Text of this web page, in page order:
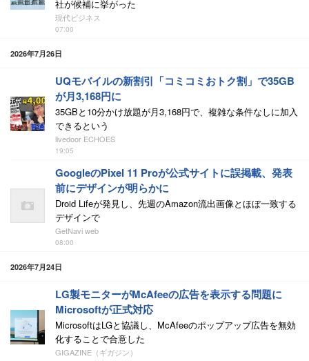
社が候補に挙がった
現代ビジネス
07:00
2026年7月26日
UQモバイルの新割引「コミコミおトク割」で35GB
が月3,168円に
35GBと10分かけ放題が月3,168円で、複雑な条件なしに加入
できるという
livedoor ECHOES
19:05
GoogleのPixel 11 Proが公式サイトに誤掲載、発表
前にデザインが明らかに
Droid Lifeが発見し、先週のAmazon流出画像とほぼ一致する
デザインで
GetNavi web
08:00
2026年7月24日
LG製モニターがMcAfeeの広告を表示する問題に
Microsoftが正式対応
MicrosoftはLGと協議し、McAfeeのポップアップ広告を無効
化することで合意した
GIGAZINE（ギガジン）